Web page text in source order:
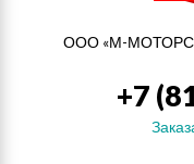
ООО «М-МОТОРС»
+7